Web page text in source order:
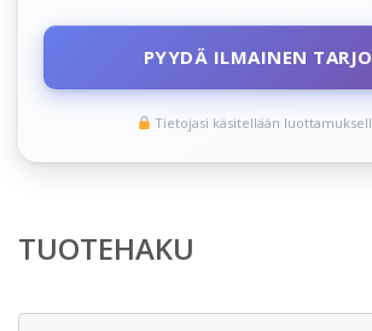
PYYDÄ ILMAINEN
Tietojasi käsitellään
TUOTEHAKU